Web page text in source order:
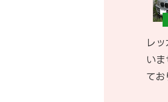
レ
い
てお